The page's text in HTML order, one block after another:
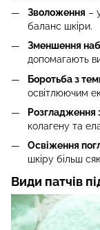
Зволоження –
баланс шкіри.
Зменшення
допомагають
Боротьба з
освітлюючим
колагену та
Освіження
шкіру більш
Види патчів